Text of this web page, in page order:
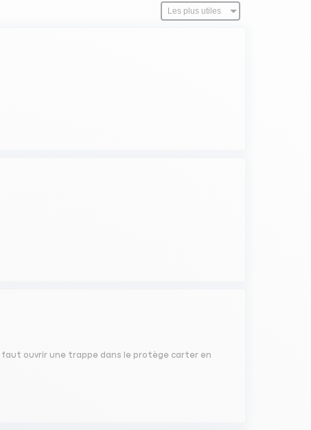
ouvrir une trappe dans le protège carter en